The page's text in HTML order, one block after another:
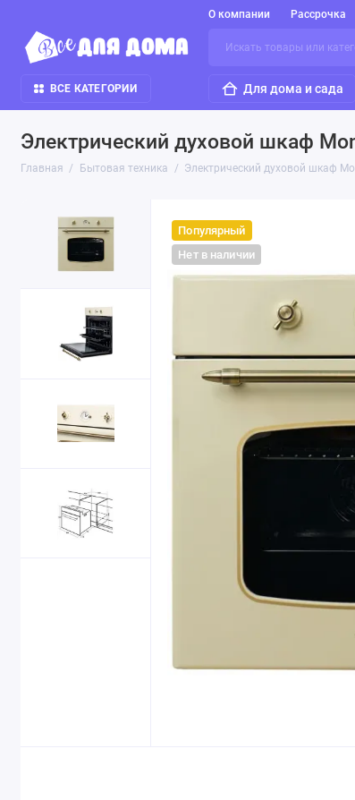
О компании Рассрочка
ВСЕ КАТЕГОРИИ Для дома и сада
Электрический духовой шкаф
Главная Бытовая техника Электрический духовой шкаф
Популярный
Нет в наличии